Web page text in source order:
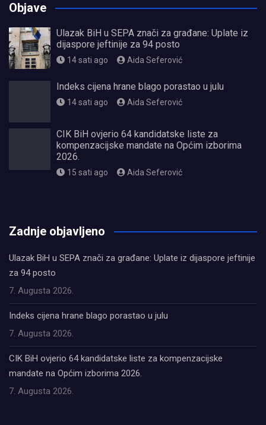
Objave
Ulazak BiH u SEPA znači za građane: Uplate iz
dijaspore jeftinije za 94 posto
14 sati ago Aida Seferović
Indeks cijena hrane blago porastao u julu
14 sati ago Aida Seferović
CIK BiH ovjerio 64 kandidatske liste za
kompenzacijske mandate na Općim izborima
2026.
15 sati ago Aida Seferović
Zadnje objavljeno
Ulazak BiH u SEPA znači za građane: Uplate iz dijaspore jeftinije
za 94 posto
7. Augusta 2026.
Indeks cijena hrane blago porastao u julu
7. Augusta 2026.
CIK BiH ovjerio 64 kandidatske liste za kompenzacijske
mandate na Općim izborima 2026.
7. Augusta 2026.